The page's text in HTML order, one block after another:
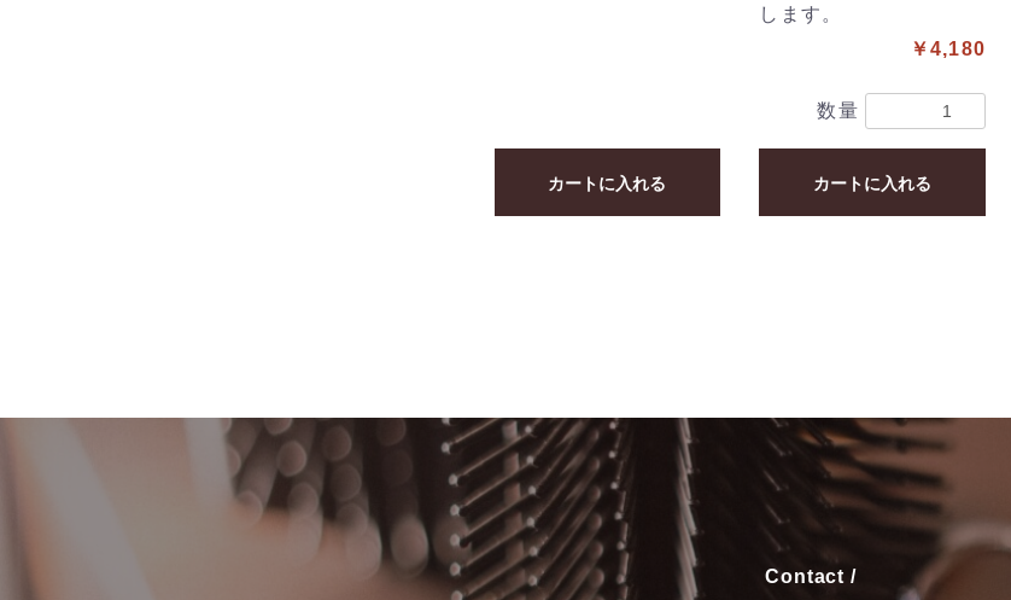
カートに入れる
します。
￥4,180
数量
カートに入れる
Contact /